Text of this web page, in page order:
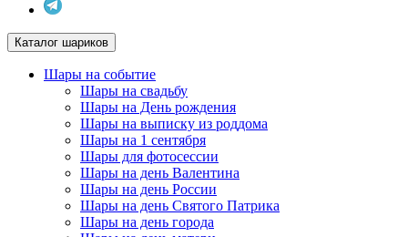
Каталог шариков
Шары на событие
Шары на свадьбу
Шары на День рождения
Шары на выписку из роддома
Шары на 1 сентября
Шары для фотосессии
Шары на день Валентина
Шары на день России
Шары на день Святого Патрика
Шары на день города